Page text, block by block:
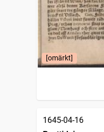
[omärkt]
1645-04-16